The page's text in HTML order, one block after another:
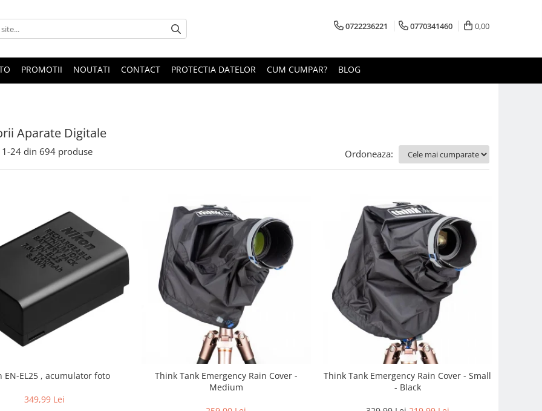
0722236221 0770341460 0,00
PROMOTII NOUTATI CONTACT PROTECTIA DATELOR CUM CUMPAR? BLOG
Aparate Digitale
1-24 din 694 produse Ordoneaza:
EN-EL25 , acumulator foto
349,99 Lei
Think Tank Emergency Rain Cover -
Medium
Think Tank Emergency Rain Cover - Small
- Black